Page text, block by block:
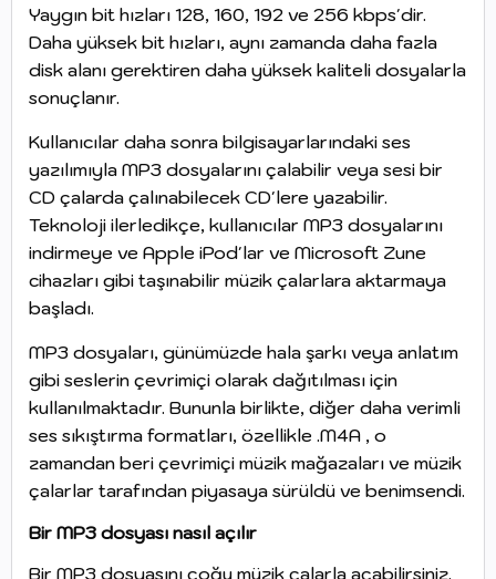
Yaygın bit hızları 128, 160, 192 ve 256 kbps'dir.
Daha yüksek bit hızları, aynı zamanda daha fazla
disk alanı gerektiren daha yüksek kaliteli dosyalarla
sonuçlanır.
Kullanıcılar daha sonra bilgisayarlarındaki ses
yazılımıyla MP3 dosyalarını çalabilir veya sesi bir
CD çalarda çalınabilecek CD'lere yazabilir.
Teknoloji ilerledikçe, kullanıcılar MP3 dosyalarını
indirmeye ve Apple iPod'lar ve Microsoft Zune
cihazları gibi taşınabilir müzik çalarlara aktarmaya
başladı.
MP3 dosyaları, günümüzde hala şarkı veya anlatım
gibi seslerin çevrimiçi olarak dağıtılması için
kullanılmaktadır. Bununla birlikte, diğer daha verimli
ses sıkıştırma formatları, özellikle .M4A , o
zamandan beri çevrimiçi müzik mağazaları ve müzik
çalarlar tarafından piyasaya sürüldü ve benimsendi.
Bir MP3 dosyası nasıl açılır
Bir MP3 dosyasını çoğu müzik çalarla açabilirsiniz.